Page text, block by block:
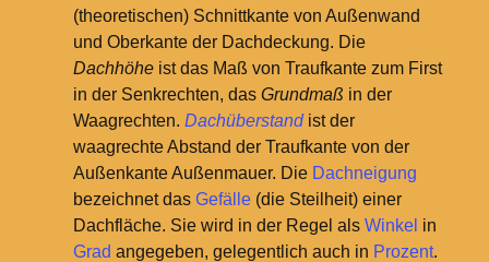
(theoretischen) Schnittkante von Außenwand
und Oberkante der Dachdeckung. Die
Dachhöheist das Maß von Traufkante zum First
in der Senkrechten, das Grundmaß in der
Waagrechten. Dachüberstandist der
waagrechte Abstand der Traufkante von der
Außenkante Außenmauer. Die Dachneigung
bezeichnet das Gefälle(die Steilheit) einer
Dachfläche. Sie wird in der Regel als Winkel in
Grad angegeben, gelegentlich auch in Prozent.